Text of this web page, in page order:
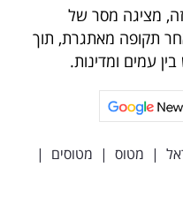
זה, מציגה מסר של
תקופה מאתגרת, תוך
עמים ומדינות.
| מטוס | מטוסים |